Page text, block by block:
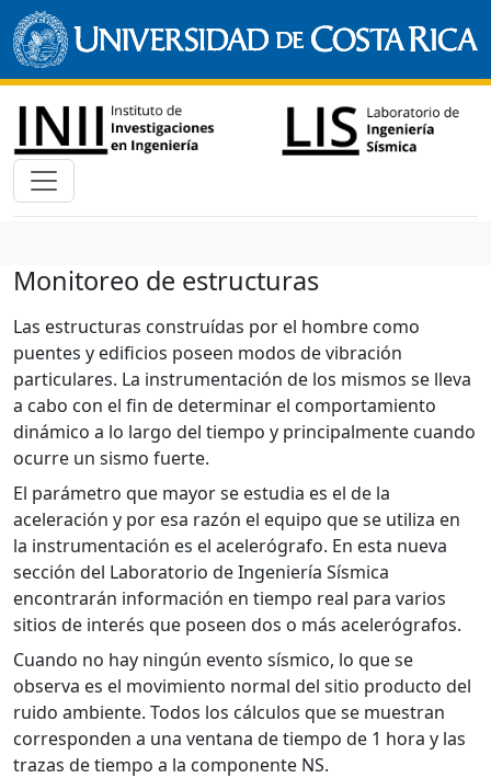
Monitoreo de estructuras
Las estructuras construídas por el hombre como
puentes y edificios poseen modos de vibración
particulares. La instrumentación de los mismos se lleva
a cabo con el fin de determinar el comportamiento
dinámico a lo largo del tiempo y principalmente cuando
ocurre un sismo fuerte.
El parámetro que mayor se estudia es el de la
aceleración y por esa razón el equipo que se utiliza en
la instrumentación es el acelerógrafo. En esta nueva
sección del Laboratorio de Ingeniería Sísmica
encontrarán información en tiempo real para varios
sitios de interés que poseen dos o más acelerógrafos.
Cuando no hay ningún evento sísmico, lo que se
observa es el movimiento normal del sitio producto del
ruido ambiente. Todos los cálculos que se muestran
corresponden a una ventana de tiempo de 1 hora y las
trazas de tiempo a la componente NS.